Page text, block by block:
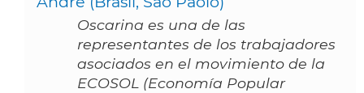
Oscarina es una de las
representantes de los trabajadores
asociados en el movimiento de la
ECOSOL (Economía Popular